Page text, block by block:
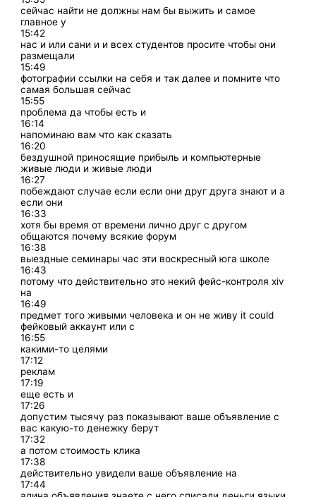
сейчас найти не должны нам бы выжить и самое
главное у
15:42
нас и или сани и и всех студентов просите чтобы они
размещали
15:49
фотографии ссылки на себя и так далее и помните что
самая большая сейчас
15:55
проблема да чтобы есть и
16:14
напоминаю вам что как сказать
16:20
бездушной приносящие прибыль и компьютерные
живые люди и живые люди
16:27
побеждают случае если если они друг друга знают и а
если они
16:33
хотя бы время от времени лично друг с другом
общаются почему всякие форум
16:38
выездные семинары час эти воскресный юга школе
16:43
потому что действительно это некий фейс-контроля xiv
на
16:49
предмет того живыми человека и он не живу it could
фейковый аккаунт или с
16:55
какими-то целями
17:12
реклам
17:19
еще есть и
17:26
допустим тысячу раз показывают ваше объявление с
вас какую-то денежку берут
17:32
а потом стоимость клика
17:38
действительно увидели ваше объявление на
17:44